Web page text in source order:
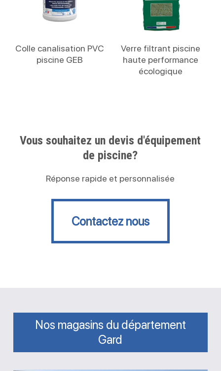
Colle canalisation PVC
piscine GEB
Verre filtrant piscine
haute performance
écologique
Vous souhaitez un devis d'équipement
de piscine?
Réponse rapide et personnalisée
Contactez nous
Contactez nous
Nos magasins du département
Gard